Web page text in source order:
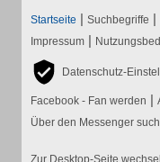
Startseite | Suchbegriffe |
Impressum |
Datenschutz-
Facebook - Fan werden |
Über den Messenger
Zur Desktop-Seite